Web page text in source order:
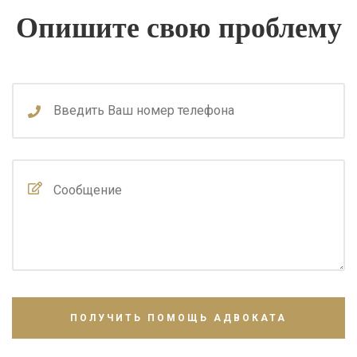
Опишите свою проблему